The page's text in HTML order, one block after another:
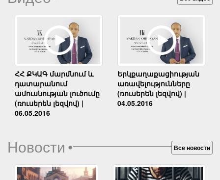
ՀՀ ՔԿԱԳ մարմնում և
դատարանում
ամուսնության լուծումը
(ռուսերեն լեզվով) |
06.05.2016
Երկքաղաքացիության
առավելությունները
(ռուսերեն լեզվով) |
04.05.2016
Новости• Все новости